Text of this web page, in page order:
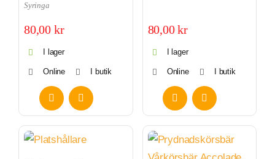
Syringa
80,00 kr
I lager
Online I butik
80,00kr
I lager
Online I butik